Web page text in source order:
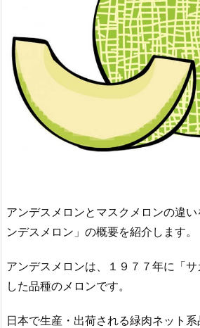
アンデスメロンとマスクメロンの違
ンデスメロン」の概要を紹介します。
アンデスメロンは、１９７７年に「
した品種のメロンです。
日本で生産・出荷される緑肉ネット